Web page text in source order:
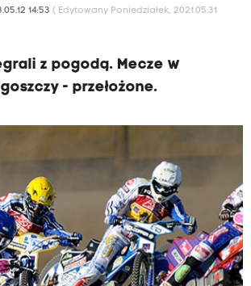
14:53 ( Edytowany Poniedziałek, 2021.05.31
z pogodą. Mecze w
- przełożone.